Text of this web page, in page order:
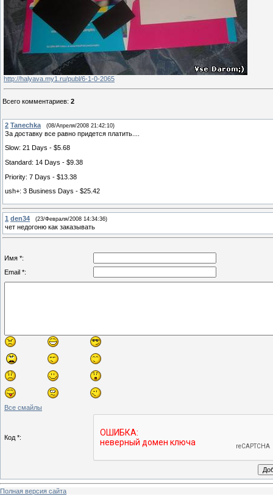
http://halyava.my1.ru/publ/6-1-0-2065
Всего комментариев: 2
2 Tanechka (08/Апреля/2008 21:42:10)
За доставку все равно придется платить....
Slow: 21 Days - $5.68
Standard: 14 Days - $9.38
Priority: 7 Days - $13.38
ush+: 3 Business Days - $25.42
1 den34 (23/Февраля/2008 14:34:36)
чет недогоню как заказывать
Имя *:
Email *:
Все смайлы
Код *:
Полная версия сайта